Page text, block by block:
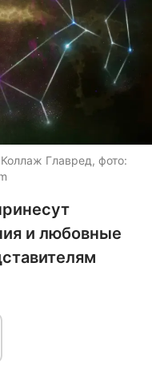
Главред, фото:
и любовные